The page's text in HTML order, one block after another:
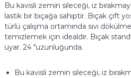
Bu kavisli zemin sileceği, iz
lastik bir bıçağa sahiptir. Bıçak çift
türlü çalışma ortamında sıvı
temizlemek için idealdir. Bıçak
uyar. 24 "uzunluğunda.
Bu kavisli zemin sileceği, iz